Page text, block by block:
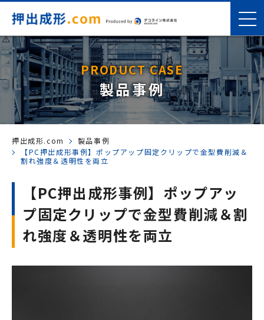
PRODUCT CASE
製品事例
押出成形.com
製品事例
【PC押出成形事例】ポップアップ固定クリップで金型費削減＆
割れ強度＆透明性を両立
【PC押出成形事例】ポップアッ
プ固定クリップで金型費削減＆割
れ強度＆透明性を両立